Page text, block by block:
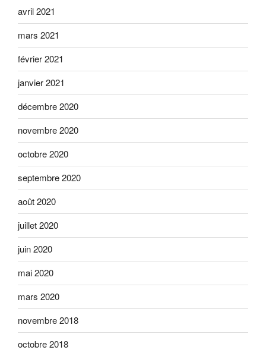
avril 2021
mars 2021
février 2021
janvier 2021
décembre 2020
novembre 2020
octobre 2020
septembre 2020
août 2020
juillet 2020
juin 2020
mai 2020
mars 2020
novembre 2018
octobre 2018